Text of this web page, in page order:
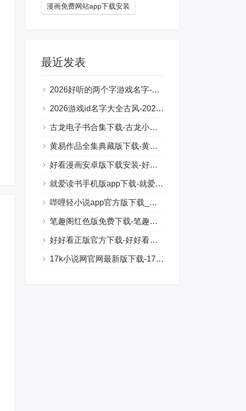
漫画免费网站app下载安装
最近发表
2026好听的两个字游戏名字-2026年热门且好听的两个字游戏名字
2026游戏id名字大全古风-2026年最流行的古风游戏ID
古龙电子书合集下载-古龙小说txt下载网站
黄易作品全集典藏版下载-黄易小说全集txt下载
好看漫画安卓版下载安装-好看漫画最新官方正版下载
就爱读书手机版app下载-就爱读书手机版软件
哔哩轻小说app官方版下载_哔哩轻小说app官方下载最新版
笔趣阁红色版免费下载-笔趣阁红色版官方版下载
好好看正版官方下载-好好看影视app下载
17k小说网官网最新版下载-17k小说网官网txt下载入口